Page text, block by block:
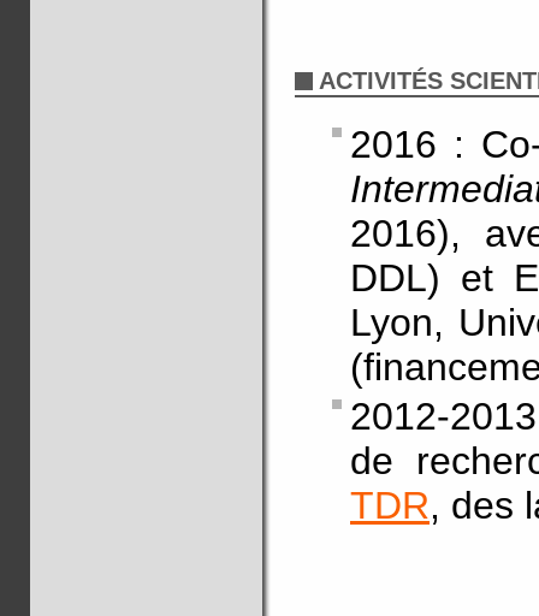
ACTIVITÉS
2016 :
2016),
DDL) et
Lyon,
2012-
de
TDR, des